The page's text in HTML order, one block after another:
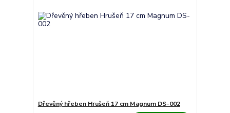
Dřevěný hřeben Hrušeň 17 cm Magnum DS-002